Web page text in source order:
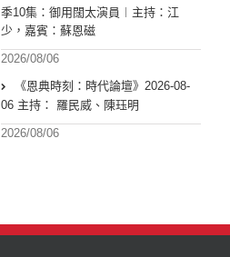
季10集：御用闊太演員︱主持：江
少，嘉賓：蘇恩磁
2026/08/06
《恩典時刻：時代論壇》2026-08-
06 主持： 羅民威、陳珏明
2026/08/06